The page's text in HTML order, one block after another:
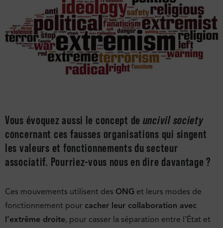
Vous évoquez aussi le concept de uncivil society
concernant ces fausses organisations qui singent
les valeurs et fonctionnements du secteur
associatif. Pourriez-vous nous en dire davantage ?
Ces mouvements utilisent des ONG et leurs modes de
fonctionnement pour cacher leur collaboration avec
l’extrême droite, pour casser la séparation entre l’État et